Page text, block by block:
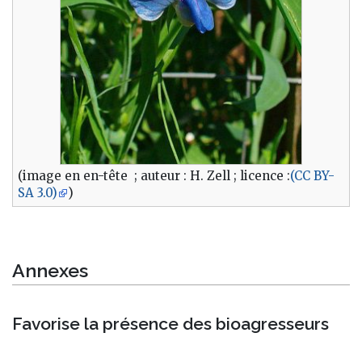
(image en en-tête ; auteur : H. Zell ; licence :(CC BY-
SA 3.0)
)
Annexes
Favorise la présence des bioagresseurs